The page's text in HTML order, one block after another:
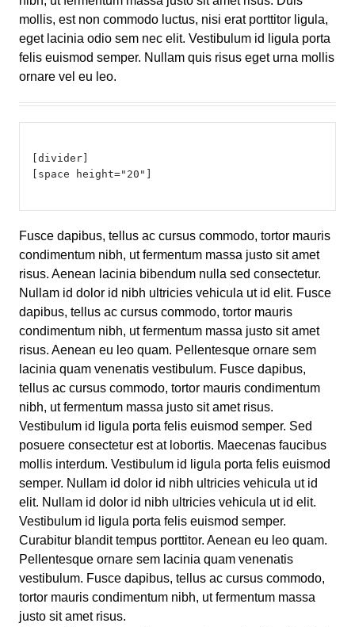
mollis, est non commodo luctus, nisi erat porttitor ligula,
eget lacinia odio sem nec elit. Vestibulum id ligula porta
felis euismod semper. Nullam quis risus eget urna mollis
ornare vel eu leo.
[divider]
[space height="20"]
Fusce dapibus, tellus ac cursus commodo, tortor mauris
condimentum nibh, ut fermentum massa justo sit amet
risus. Aenean lacinia bibendum nulla sed consectetur.
Nullam id dolor id nibh ultricies vehicula ut id elit. Fusce
dapibus, tellus ac cursus commodo, tortor mauris
condimentum nibh, ut fermentum massa justo sit amet
risus. Aenean eu leo quam. Pellentesque ornare sem
lacinia quam venenatis vestibulum. Fusce dapibus,
tellus ac cursus commodo, tortor mauris condimentum
nibh, ut fermentum massa justo sit amet risus.
Vestibulum id ligula porta felis euismod semper. Sed
posuere consectetur est at lobortis. Maecenas faucibus
mollis interdum. Vestibulum id ligula porta felis euismod
semper. Nullam id dolor id nibh ultricies vehicula ut id
elit. Nullam id dolor id nibh ultricies vehicula ut id elit.
Vestibulum id ligula porta felis euismod semper.
Curabitur blandit tempus porttitor. Aenean eu leo quam.
Pellentesque ornare sem lacinia quam venenatis
vestibulum. Fusce dapibus, tellus ac cursus commodo,
tortor mauris condimentum nibh, ut fermentum massa
justo sit amet risus.